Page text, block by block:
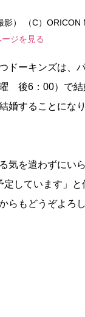
影） （C）ORICON
ジを見る
ーキンズは、
後6：00）で結
婚することにな
を遣わずにい
しています」
らもどうぞよろ